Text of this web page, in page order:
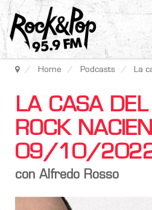
Home Podcasts La
LA CASA DEL
ROCK
09/10/
con Alfredo Rosso